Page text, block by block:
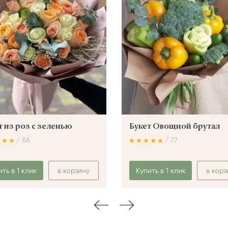
из роз с зеленью
/ 86
в 1 клик в корзину
Букет Овощной брутал
/ 77
Купить в 1 клик в